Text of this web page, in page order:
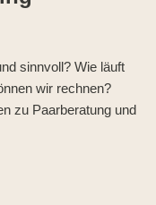
sinnvoll? Wie läuft
wir rechnen?
zu Paarberatung und